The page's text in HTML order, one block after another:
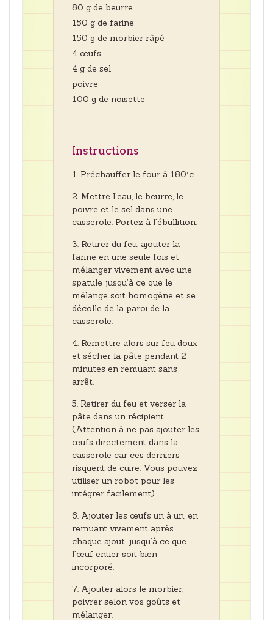
80 g de beurre
150 g de farine
150 g de morbier râpé
4 œufs
4 g de sel
poivre
100 g de noisette
Instructions
Préchauffer le four à 180°c.
Mettre l’eau, le beurre, le
poivre et le sel dans une
casserole. Portez à l’ébullition.
Retirer du feu, ajouter la
farine en une seule fois et
mélanger vivement avec une
spatule jusqu’à ce que le
mélange soit homogène et se
décolle de la paroi de la
casserole.
Remettre alors sur feu doux
et sécher la pâte pendant 2
minutes en remuant sans
arrêt.
Retirer du feu et verser la
pâte dans un récipient
(Attention à ne pas ajouter les
œufs directement dans la
casserole car ces derniers
risquent de cuire. Vous pouvez
utiliser un robot pour les
intégrer facilement).
Ajouter les œufs un à un, en
remuant vivement après
chaque ajout, jusqu’à ce que
l’œuf entier soit bien
incorporé.
Ajouter alors le morbier,
poivrer selon vos goûts et
mélanger.